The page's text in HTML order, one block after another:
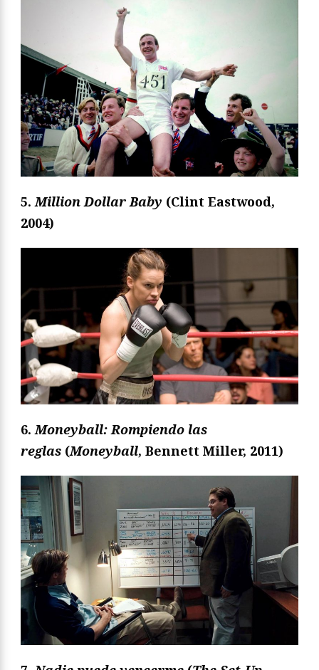
5.Million Dollar Baby (Clint Eastwood,
2004)
6. Moneyball: Rompiendo las
reglas (Moneyball, Bennett Miller, 2011)